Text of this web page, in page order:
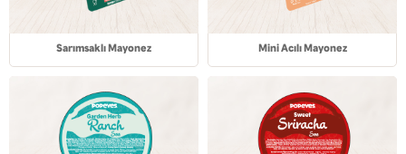
Sarımsaklı Mayonez Mini Acılı Mayonez